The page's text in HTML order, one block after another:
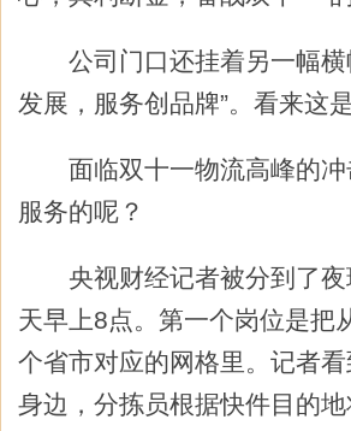
公司门口还挂着另一幅横
发展，服务创品牌”。看来这
面临双十一物流高峰的冲
服务的呢？
央视财经记者被分到了夜
天早上8点。第一个岗位是把
个省市对应的网格里。记者
身边，分拣员根据快件目的